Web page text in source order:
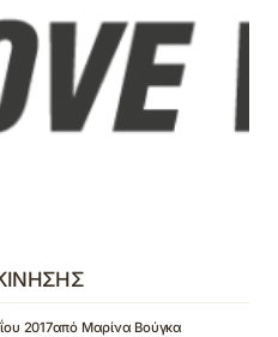
2017από Μαρίνα Βούγκα